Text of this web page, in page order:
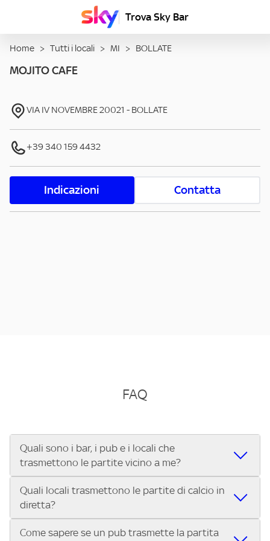
Trova Sky Bar
Home > Tutti i locali > MI > BOLLATE
MOJITO CAFE
VIA IV NOVEMBRE20021 - BOLLATE
+39 340 159 4432
Indicazioni Contatta
FAQ
Quali sono i bar, i pub e i locali che
trasmettono le partite vicino a me?
Se cerchi un bar, pub, ristorante o locale vicino a te per
vedere le partite di Serie A ENILIVE, la Serie C Sky Wifi, la
UEFA Champions League, la UEFA Europa League, la UEFA
Conference League, il Tennis, la Formula 1®, la MotoGP™ e
Quali locali trasmettono le partite di calcio in
diretta?
Vuoi sapere quali bar, pub o ristoranti mostrano le partite
Come sapere se un pub trasmette la partita